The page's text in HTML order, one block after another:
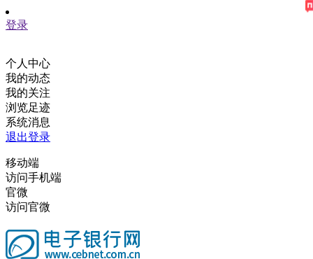
登录
个人中心
我的动态
我的关注
浏览足迹
系统消息
退出登录
移动端
访问手机端
官微
访问官微